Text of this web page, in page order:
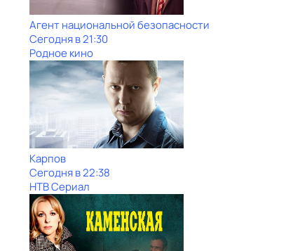
Агент национальной безопасности
Сегодня в 21:30
Родное кино
Карпов
Сегодня в 22:38
НТВ Сериал